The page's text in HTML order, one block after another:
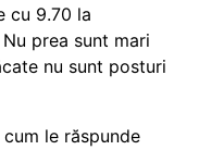
cu 9.70 la
prea sunt mari
nu sunt posturi
le răspunde